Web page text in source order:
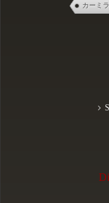
カーミラ